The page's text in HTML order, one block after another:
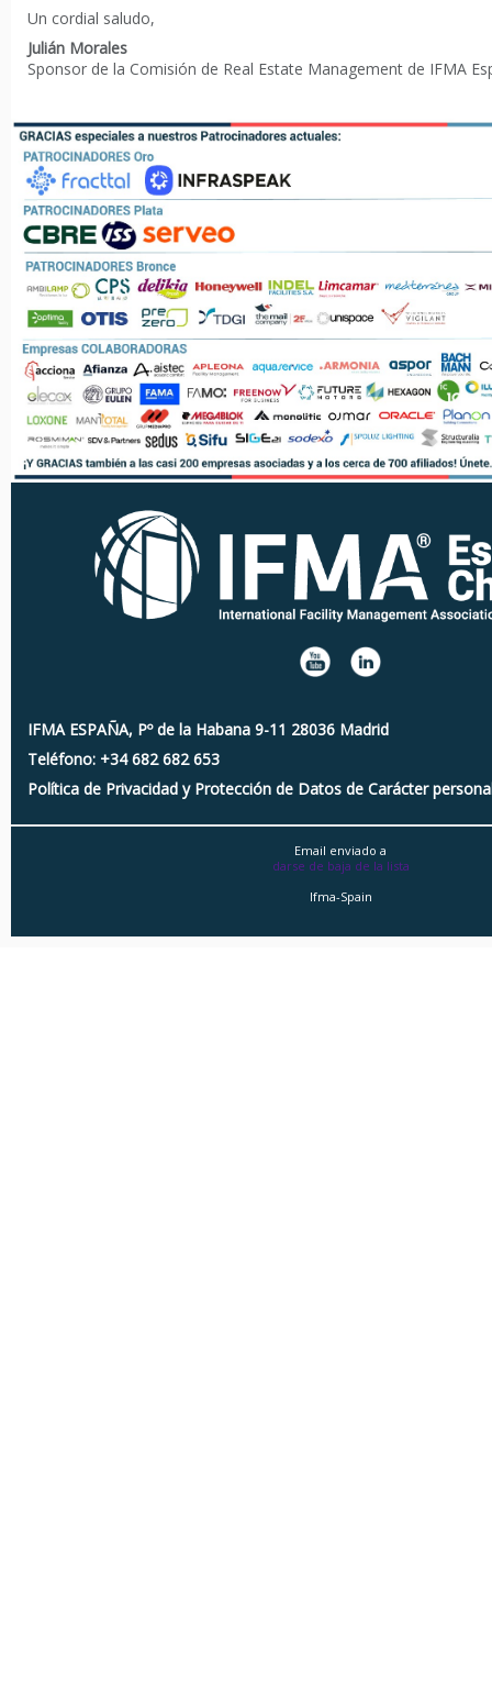
Un cordial saludo,
Julián Morales
Sponsor de la Comisión de Real Estate Management de IFMA
IFMA ESPAÑA, Pº de la Habana 9-11 28036 Madrid
Teléfono: +34 682 682 653
Política de Privacidad y Protección de Datos de Carácter
Email enviado a
darse de baja de la lista
Ifma-Spain